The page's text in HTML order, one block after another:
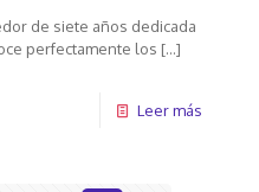
de siete años dedicada
perfectamente los […]
Leer más